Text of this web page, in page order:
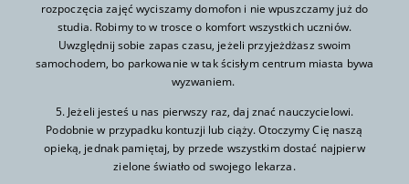
rozpoczęcia zajęć wyciszamy domofon i nie wpuszczamy już do
studia. Robimy to w trosce o komfort wszystkich uczniów.
Uwzględnij sobie zapas czasu, jeżeli przyjeżdżasz swoim
samochodem, bo parkowanie w tak ścisłym centrum miasta bywa
wyzwaniem.
5. Jeżeli jesteś u nas pierwszy raz, daj znać nauczycielowi.
Podobnie w przypadku kontuzji lub ciąży. Otoczymy Cię naszą
opieką, jednak pamiętaj, by przede wszystkim dostać najpierw
zielone światło od swojego lekarza.